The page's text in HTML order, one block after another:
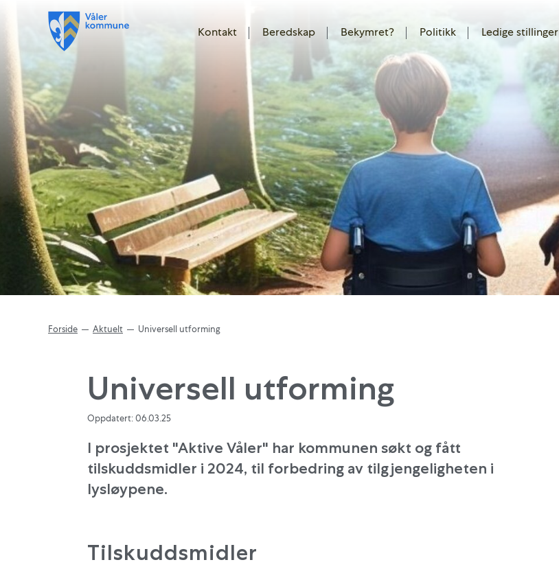
Kontakt Beredskap Bekymret? Politikk Ledige stillinger
Forside Aktuelt Universell utforming
Universell utforming
Oppdatert: 06.03.25
I prosjektet "Aktive Våler" har kommunen søkt og fått
tilskuddsmidler i 2024, til forbedring av tilgjengeligheten i
lysløypene.
Tilskuddsmidler